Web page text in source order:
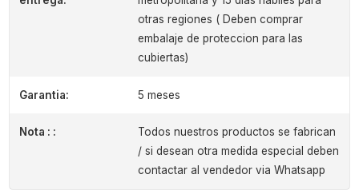
otras regiones ( Deben comprar
embalaje de proteccion para las
cubiertas)
Garantia: 5 meses
Nota : :
Todos nuestros productos se fabrican
/ si desean otra medida especial deben
contactar al vendedor via Whatsapp